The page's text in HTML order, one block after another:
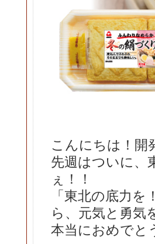
こんにちは！開
先週はついに、
ぇ！！
「東北の底力
ら、元気と勇気
本当におめでと